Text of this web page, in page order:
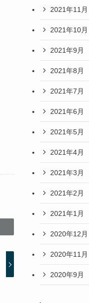
2021年11月
2021年10月
2021年9月
2021年8月
2021年7月
2021年6月
2021年5月
2021年4月
2021年3月
2021年2月
2021年1月
2020年12月
2020年11月
2020年9月